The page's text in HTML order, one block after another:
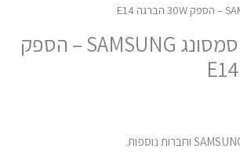
נורה למקרר סמסונג SAMSUNG – הספק